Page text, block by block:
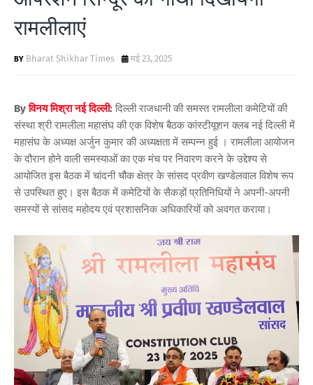
रामलीलाएं
Bharat Shikhar Times मई 23, 2025
Byविनय मिश्रा नई दिल्ली: दिल्ली राजधानी की समस्त रामलीला कमेटियों की
संस्था श्री रामलीला महासंघ की एक विशेष बैठक कांस्टीयूशन क्लब नई दिल्ली में
महासंघ के अध्यक्ष अर्जुन कुमार की अध्यक्षता में सम्पन्न हुई । रामलीला आयोजन
के दौरान होने वाली समस्याओं का एक मंच पर निवारण करने के उद्देश्य से
आयोजित इस बैठक में चांदनी चौक क्षेत्र के सांसद प्रवीण खण्डेलवाल विशेष रूप
से उपस्थित हुए। इस बैठक में कमेटियों के सैकड़ों प्रतिनिधियों ने अपनी-अपनी
समस्यों से सांसद महोदय एवं प्रशासनिक अधिकारियों को अवगत कराया।